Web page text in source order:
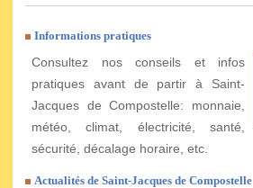
Informations pratiques
Consultez nos conseils et infos
pratiques avant de partir à Saint-
Jacques de Compostelle: monnaie,
météo, climat, électricité, santé,
sécurité, décalage horaire, etc.
Actualités de Saint-Jacques de Compostelle